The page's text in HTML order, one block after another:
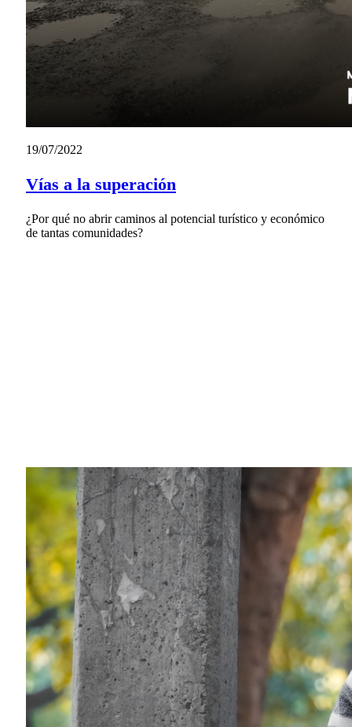
19/07/2022
Vías a la superación
¿Por qué no abrir caminos al potencial turístico y económico
de tantas comunidades?